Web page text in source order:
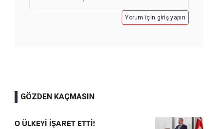
Yorum için giriş yapın
GÖZDEN KAÇMASIN
O ÜLKEYİ İŞARET ETTİ!